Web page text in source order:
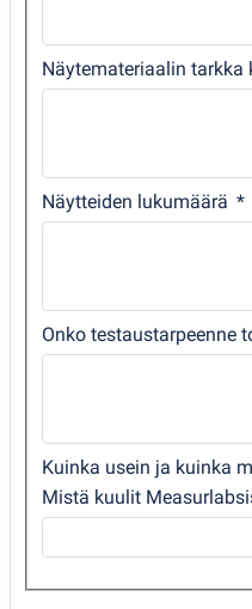
Näytemateriaalin tarkka
Näytteiden lukumäärä
Onko testaustarpeenne
Kuinka usein ja kuinka
Mistä kuulit